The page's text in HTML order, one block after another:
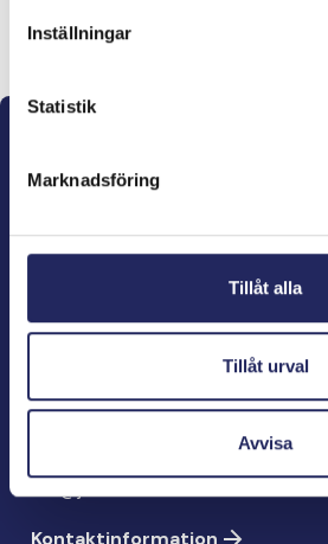
Inställningar
Statistik
Marknadsföring
Tillåt alla
Tillåt urval
Avvisa
Lahjoita ja liity tähän tiimiin
John Nurminens Stiftelse är
förespråkare för havets betydelse,
kulturens väktare och utgivare av
John Nurminens Stiftelse
info@jnfoundation.fi